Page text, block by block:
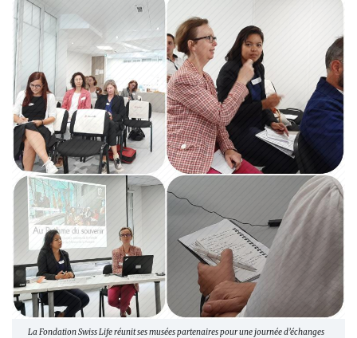
La Fondation Swiss Life réunit ses musées partenaires pour une journée d’échanges